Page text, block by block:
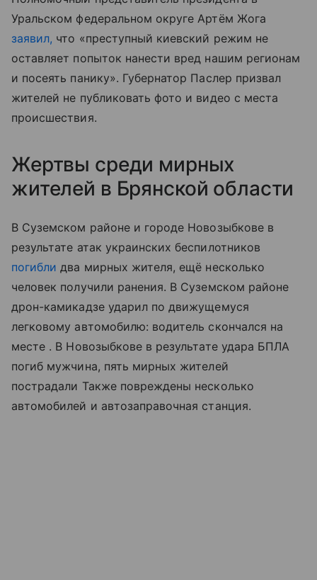
Уральском федеральном округе Артём Жога
заявил, что «преступный киевский режим не
оставляет попыток нанести вред нашим регионам
и посеять панику». Губернатор Паслер призвал
жителей не публиковать фото и видео с места
происшествия.
Жертвы среди мирных
жителей в Брянской области
В Суземском районе и городе Новозыбкове в
результате атак украинских беспилотников
погибли два мирных жителя, ещё несколько
человек получили ранения. В Суземском районе
дрон-камикадзе ударил по движущемуся
легковому автомобилю: водитель скончался на
месте . В Новозыбкове в результате удара БПЛА
погиб мужчина, пять мирных жителей
пострадали Также повреждены несколько
автомобилей и автозаправочная станция.